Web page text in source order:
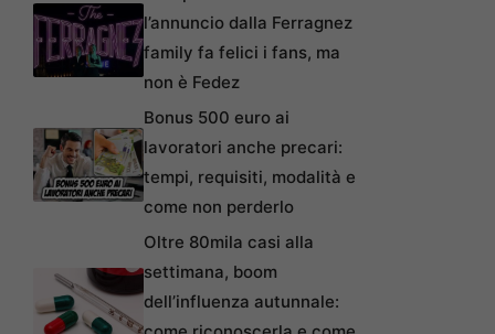
l’annuncio dalla Ferragnez
family fa felici i fans, ma
non è Fedez
Bonus 500 euro ai
lavoratori anche precari:
tempi, requisiti, modalità e
come non perderlo
Oltre 80mila casi alla
settimana, boom
dell’influenza autunnale: